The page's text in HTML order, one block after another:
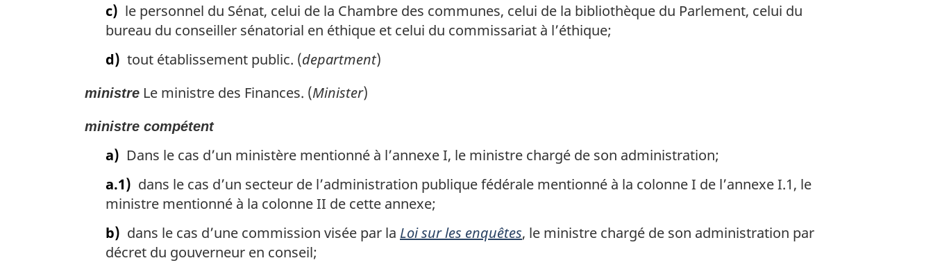
c) le personnel du Sénat, celui de la Chambre des communes, celui de la bibliothèque du Parlement, celui du
bureau du conseiller sénatorial en éthique et celui du commissariat à l’éthique;
d) tout établissement public. (department)
ministre Le ministre des Finances. (Minister)
ministre compétent
a) Dans le cas d’un ministère mentionné à l’annexe I, le ministre chargé de son administration;
a.1) dans le cas d’un secteur de l’administration publique fédérale mentionné à la colonne I de l’annexe I.1, le
ministre mentionné à la colonne II de cette annexe;
b) dans le cas d’une commission visée par la Loi sur les enquêtes, le ministre chargé de son administration par
décret du gouverneur en conseil;